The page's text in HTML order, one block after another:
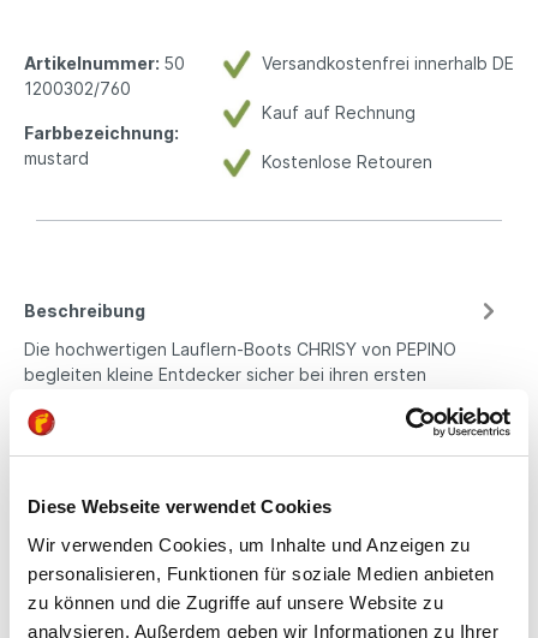
Diese Webseite verwendet Cookies
Wir verwenden Cookies, um Inhalte und Anzeigen zu
personalisieren, Funktionen für soziale Medien anbieten
zu können und die Zugriffe auf unsere Website zu
analysieren. Außerdem geben wir Informationen zu Ihrer
Versandkostenfrei innerhalb DE
Kauf auf Rechnung
Kostenlose Retouren
Artikelnummer: 50
1200302/760
Farbbezeichnung:
mustard
Beschreibung
Die hochwertigen Lauflern-Boots CHRISY von PEPINO
begleiten kleine Entdecker sicher bei ihren ersten
Eigenschaften
Kindgerechte